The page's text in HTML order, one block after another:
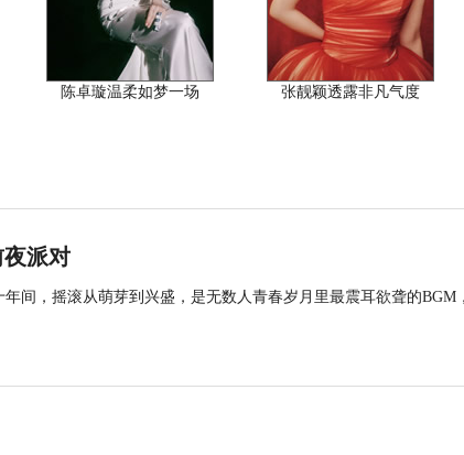
陈卓璇温柔如梦一场 张靓颖透露非凡气度
夜派对
间，摇滚从萌芽到兴盛，是无数人青春岁月里最震耳欲聋的BGM